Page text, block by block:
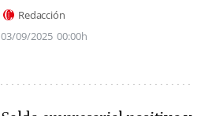
Redacción
03/09/2025 00:00h